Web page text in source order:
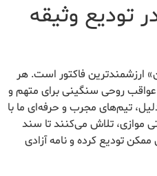
تودیع وثیقه
ارزشمندترین فاکتور است. هر
عواقب روحی سنگینی برای متهم و
تیم‌های مجرب و حرفه‌ای ما با
موازی، تلاش می‌کنند تا سند
تودیع کرده و نامه آزادی